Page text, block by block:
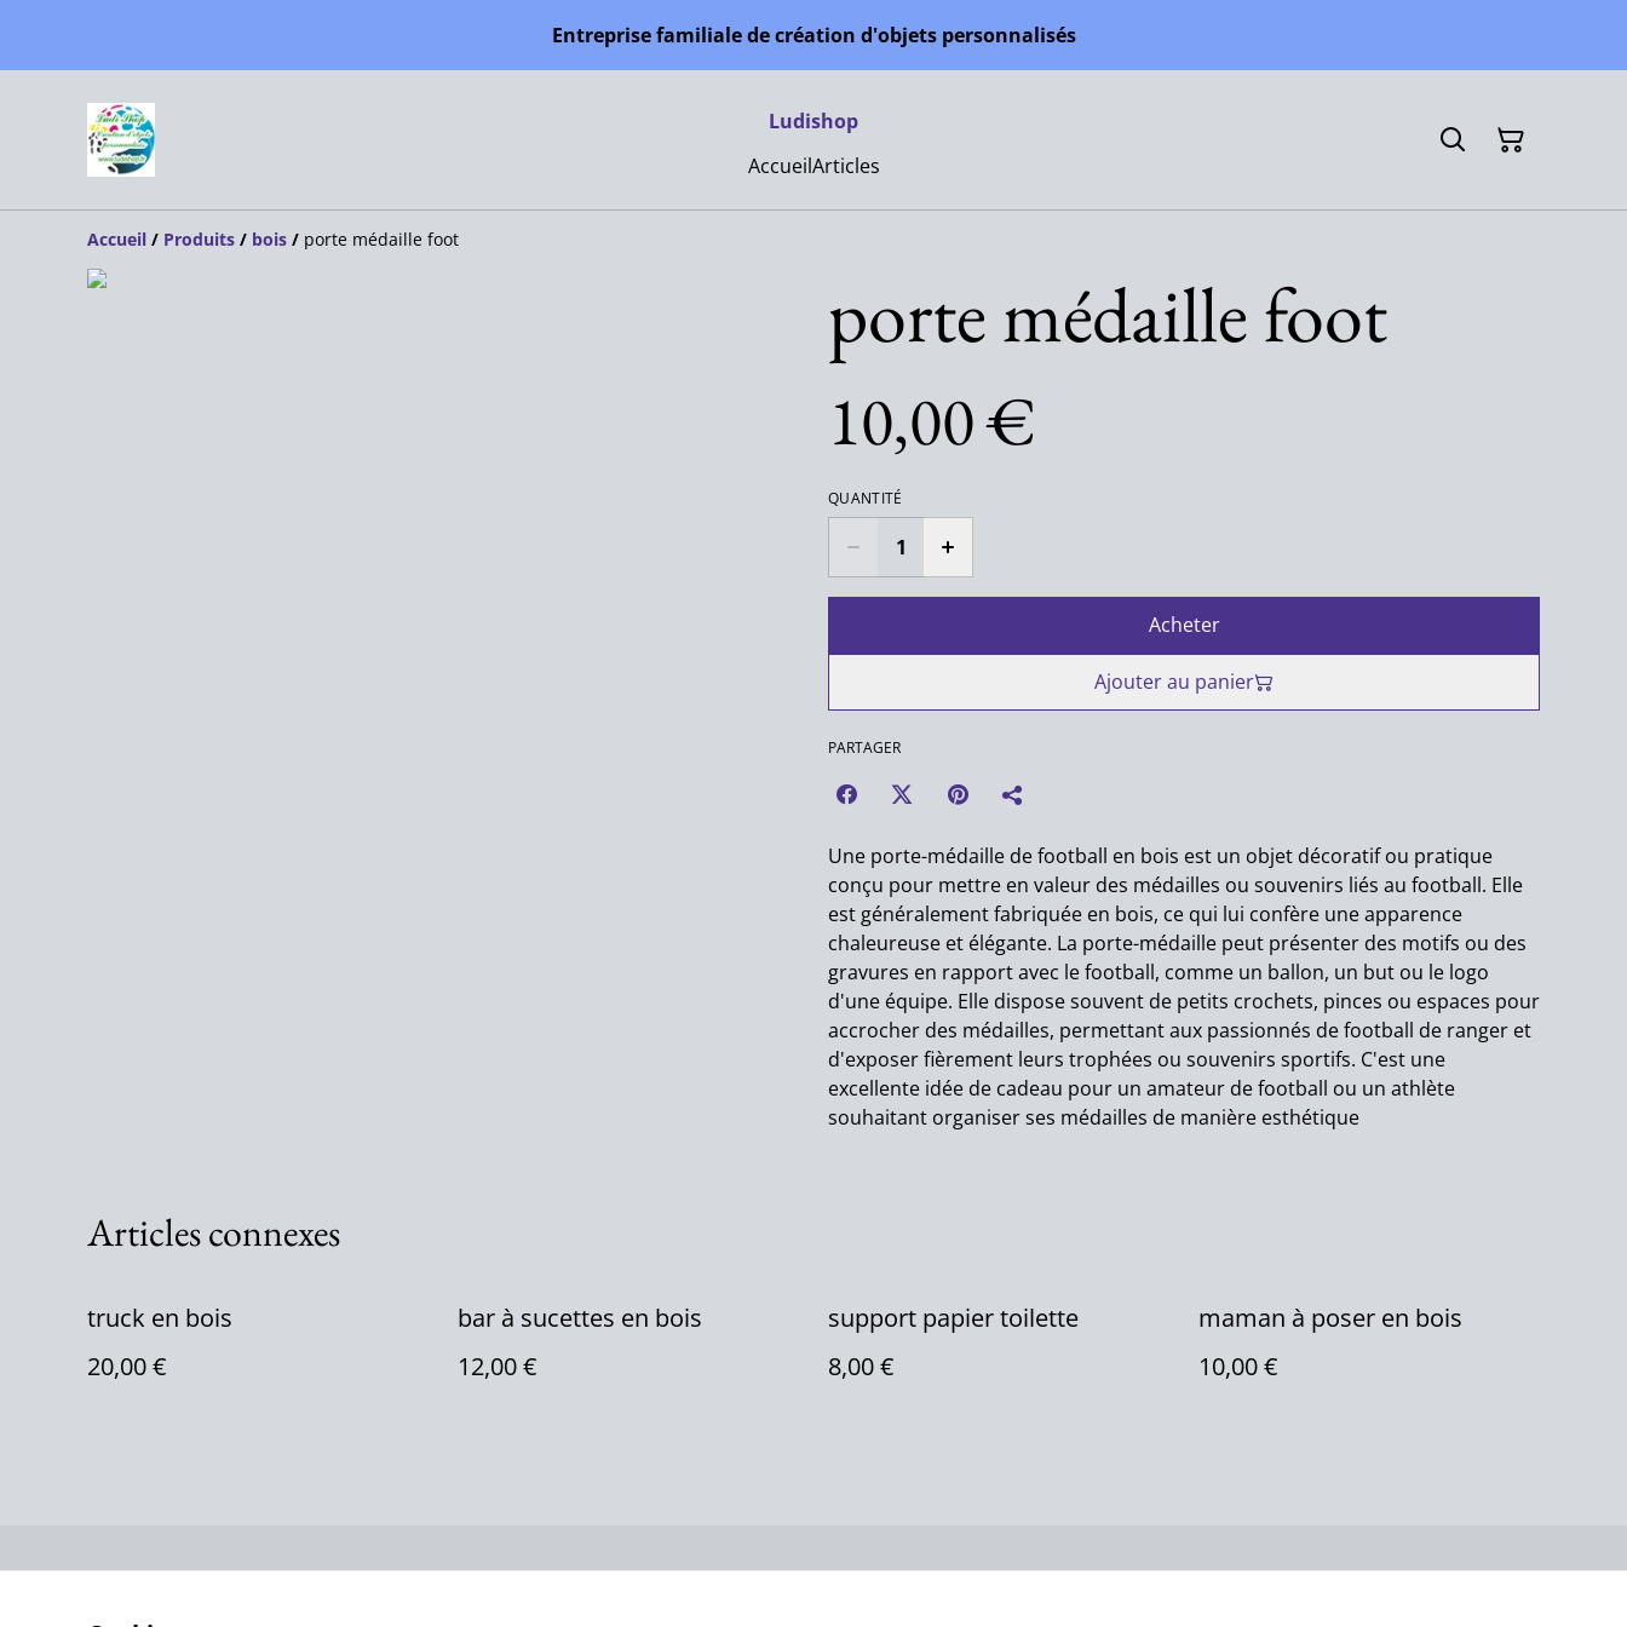
Entreprise familiale de création d'objets personnalisés
Ludishop
AccueilArticles
Accueil / Produits / bois / porte médaille foot
porte médaille foot
10,00 €
QUANTITÉ
Acheter
Ajouter au panier
PARTAGER
Une porte-médaille de football en bois est un objet décoratif ou pratique
conçu pour mettre en valeur des médailles ou souvenirs liés au football. Elle
est généralement fabriquée en bois, ce qui lui confère une apparence
chaleureuse et élégante. La porte-médaille peut présenter des motifs ou des
gravures en rapport avec le football, comme un ballon, un but ou le logo
d'une équipe. Elle dispose souvent de petits crochets, pinces ou espaces pour
accrocher des médailles, permettant aux passionnés de football de ranger et
d'exposer fièrement leurs trophées ou souvenirs sportifs. C'est une
excellente idée de cadeau pour un amateur de football ou un athlète
souhaitant organiser ses médailles de manière esthétique
Articles connexes
truck en bois
20,00 €
bar à sucettes en bois
12,00 €
support papier toilette
8,00 €
maman à poser en bois
10,00 €